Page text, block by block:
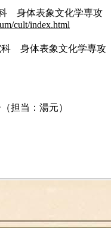
身体表象文化学専攻
cult/index.html
身体表象文化学専攻
担当：湯元）